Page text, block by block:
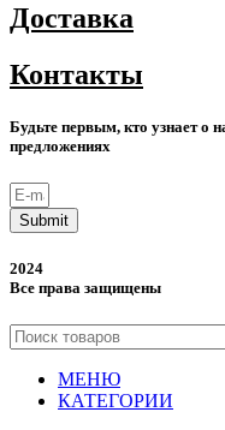
Доставка
Контакты
Будьте первым, кто узнает о
предложениях
Submit
2024
Все права защищены
МЕНЮ
КАТЕГОРИИ